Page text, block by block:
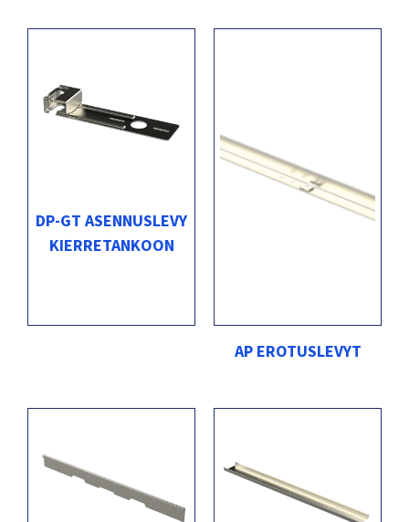
DP-GT ASENNUSLEVY
KIERRETANKOON
AP EROTUSLEVYT